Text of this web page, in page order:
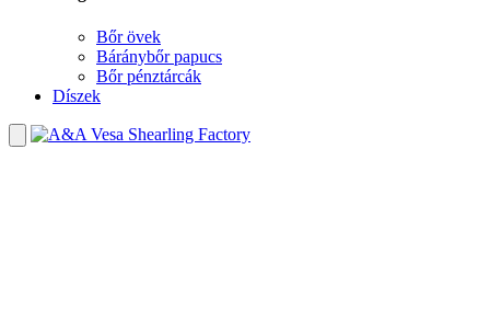
Bőr övek
Báránybőr papucs
Bőr pénztárcák
Díszek